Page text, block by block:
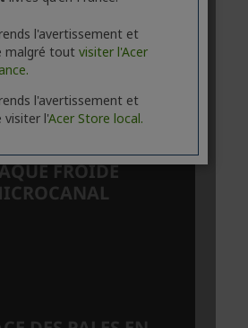
l'avertissement et
malgré tout visiter l'Acer
l'avertissement et
visiter l'Acer Store local.